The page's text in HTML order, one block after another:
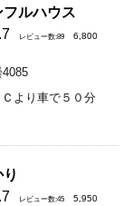
ルハウス
レビュー数:89
6,800
より車で５０分
レビュー数:45
5,950